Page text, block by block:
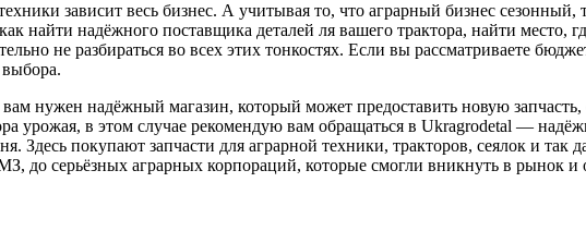
зависит весь бизнес. А учитывая то, что аграрный бизнес сезонный,
найти надёжного поставщика деталей ля вашего трактора, найти место,
не разбираться во всех этих тонкостях. Если вы рассматриваете
нужен надёжный магазин, который может предоставить новую
урожая, в этом случае рекомендую вам обращаться в Ukragrodetal —
Здесь покупают запчасти для аграрной техники, тракторов, сеялок и так
до серьёзных аграрных корпораций, которые смогли вникнуть в рынок